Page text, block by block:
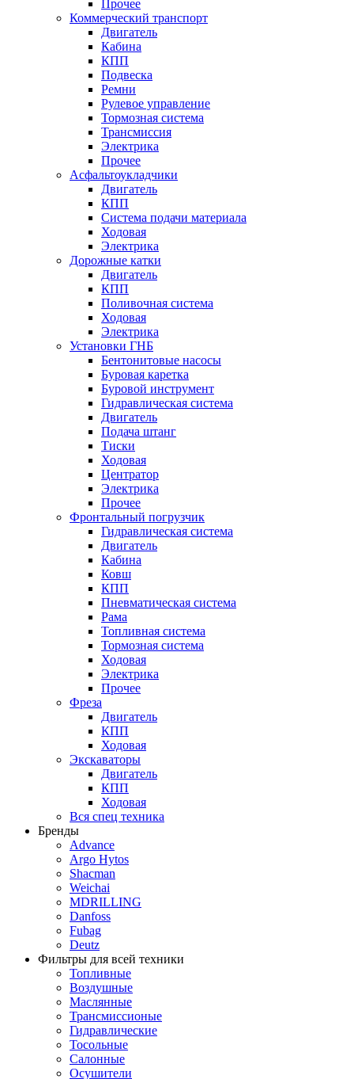
Прочее
Коммерческий транспорт
Двигатель
Кабина
КПП
Подвеска
Ремни
Рулевое управление
Тормозная система
Трансмиссия
Электрика
Прочее
Асфальтоукладчики
Двигатель
КПП
Система подачи материала
Ходовая
Электрика
Дорожные катки
Двигатель
КПП
Поливочная система
Ходовая
Электрика
Установки ГНБ
Бентонитовые насосы
Буровая каретка
Буровой инструмент
Гидравлическая система
Двигатель
Подача штанг
Тиски
Ходовая
Центратор
Электрика
Прочее
Фронтальный погрузчик
Гидравлическая система
Двигатель
Кабина
Ковш
КПП
Пневматическая система
Рама
Топливная система
Тормозная система
Ходовая
Электрика
Прочее
Фреза
Двигатель
КПП
Ходовая
Экскаваторы
Двигатель
КПП
Ходовая
Вся спец техника
Бренды
Advance
Argo Hytos
Shacman
Weichai
MDRILLING
Danfoss
Fubag
Deutz
Фильтры для всей техники
Топливные
Воздушные
Маслянные
Трансмиссионые
Гидравлические
Тосольные
Салонные
Осушители